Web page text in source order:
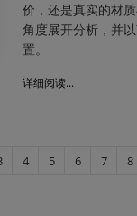
价，还是真实的材
角度展开分析，并
置。
详细阅读...
4 5 6 7 8